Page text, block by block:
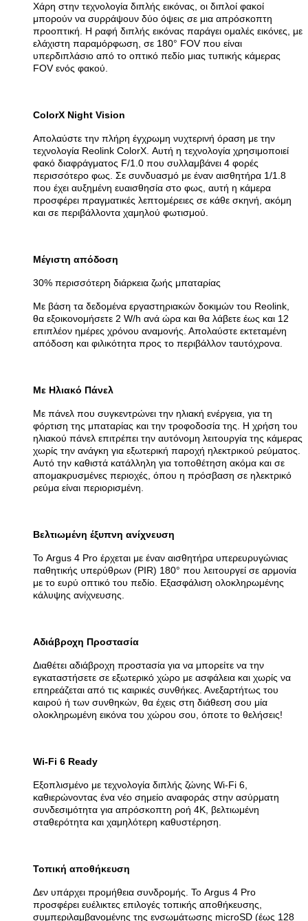
Χάρη στην τεχνολογία διπλής εικόνας, οι διπλοί φακοί
μπορούν να συρράψουν δύο όψεις σε μια απρόσκοπτη
προοπτική. Η ραφή διπλής εικόνας παράγει ομαλές εικόνες, με
ελάχιστη παραμόρφωση, σε 180° FOV που είναι
υπερδιπλάσιο από το οπτικό πεδίο μιας τυπικής κάμερας
FOV ενός φακού.
ColorX Night Vision
Απολαύστε την πλήρη έγχρωμη νυχτερινή όραση με την
τεχνολογία Reolink ColorX. Αυτή η τεχνολογία χρησιμοποιεί
φακό διαφράγματος F/1.0 που συλλαμβάνει 4 φορές
περισσότερο φως. Σε συνδυασμό με έναν αισθητήρα 1/1.8
που έχει αυξημένη ευαισθησία στο φως, αυτή η κάμερα
προσφέρει πραγματικές λεπτομέρειες σε κάθε σκηνή, ακόμη
και σε περιβάλλοντα χαμηλού φωτισμού.
Μέγιστη απόδοση
30% περισσότερη διάρκεια ζωής μπαταρίας
Με βάση τα δεδομένα εργαστηριακών δοκιμών του Reolink,
θα εξοικονομήσετε 2 W/h ανά ώρα και θα λάβετε έως και 12
επιπλέον ημέρες χρόνου αναμονής. Απολαύστε εκτεταμένη
απόδοση και φιλικότητα προς το περιβάλλον ταυτόχρονα.
Με Ηλιακό Πάνελ
Με πάνελ που συγκεντρώνει την ηλιακή ενέργεια, για τη
φόρτιση της μπαταρίας και την τροφοδοσία της. Η χρήση του
ηλιακού πάνελ επιτρέπει την αυτόνομη λειτουργία της κάμερας
χωρίς την ανάγκη για εξωτερική παροχή ηλεκτρικού ρεύματος.
Αυτό την καθιστά κατάλληλη για τοποθέτηση ακόμα και σε
απομακρυσμένες περιοχές, όπου η πρόσβαση σε ηλεκτρικό
ρεύμα είναι περιορισμένη.
Βελτιωμένη έξυπνη ανίχνευση
Το Argus 4 Pro έρχεται με έναν αισθητήρα υπερευρυγώνιας
παθητικής υπερύθρων (PIR) 180° που λειτουργεί σε αρμονία
με το ευρύ οπτικό του πεδίο. Εξασφάλιση ολοκληρωμένης
κάλυψης ανίχνευσης.
Αδιάβροχη Προστασία
Διαθέτει αδιάβροχη προστασία για να μπορείτε να την
εγκαταστήσετε σε εξωτερικό χώρο με ασφάλεια και χωρίς να
επηρεάζεται από τις καιρικές συνθήκες. Ανεξαρτήτως του
καιρού ή των συνθηκών, θα έχεις στη διάθεση σου μία
ολοκληρωμένη εικόνα του χώρου σου, όποτε το θελήσεις!
Wi-Fi 6 Ready
Εξοπλισμένο με τεχνολογία διπλής ζώνης Wi-Fi 6,
καθιερώνοντας ένα νέο σημείο αναφοράς στην ασύρματη
συνδεσιμότητα για απρόσκοπτη ροή 4K, βελτιωμένη
σταθερότητα και χαμηλότερη καθυστέρηση.
Τοπική αποθήκευση
Δεν υπάρχει προμήθεια συνδρομής. Το Argus 4 Pro
προσφέρει ευέλικτες επιλογές τοπικής αποθήκευσης,
συμπεριλαμβανομένης της ενσωμάτωσης microSD (έως 128